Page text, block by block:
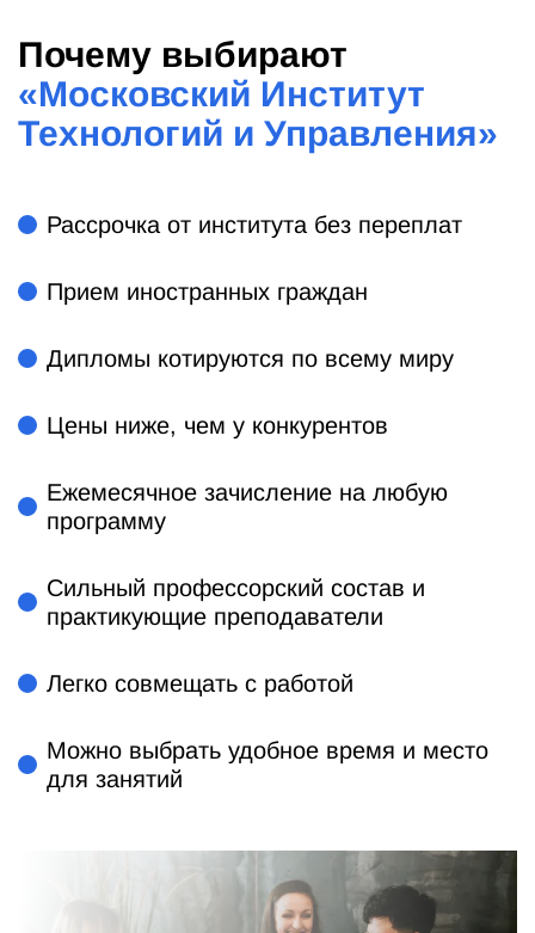
Почему выбирают
«Московский Институт
Технологий и Управления»
Рассрочка от института без переплат
Прием иностранных граждан
Дипломы котируются по всему миру
Цены ниже, чем у конкурентов
Ежемесячное зачисление на любую
программу
Сильный профессорский состав и
практикующие преподаватели
Легко совмещать с работой
Можно выбрать удобное время и место
для занятий